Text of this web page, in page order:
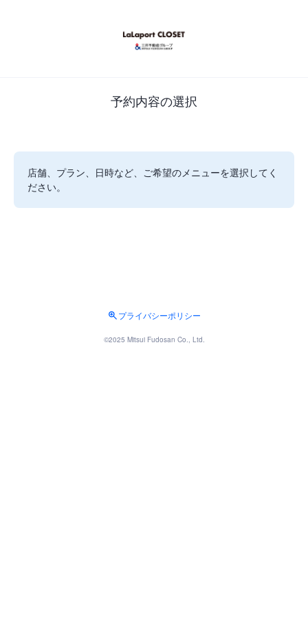
予約内容の選択
店舗、プラン、日時など、ご希望のメニューを選択してく
ださい。
プライバシーポリシー
©2025 Mitsui Fudosan Co., Ltd.